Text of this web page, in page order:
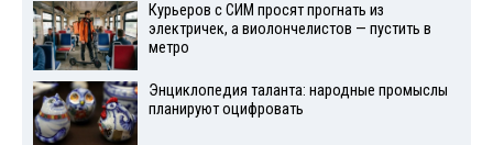
Курьеров с СИМ просят прогнать из
электричек, а виолончелистов — пустить в
метро
Энциклопедия таланта: народные промыслы
планируют оцифровать